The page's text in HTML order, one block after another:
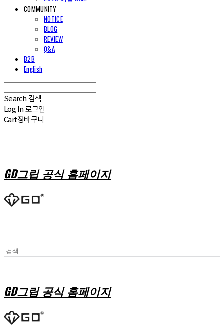
COMMUNITY
NOTICE
BLOG
REVIEW
Q&A
B2B
English
Search 검색
Log In로그인
Cart장바구니
GD그립 공식 홈페이지
GD그립 공식 홈페이지